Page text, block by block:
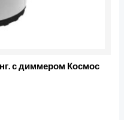
с диммером Космос